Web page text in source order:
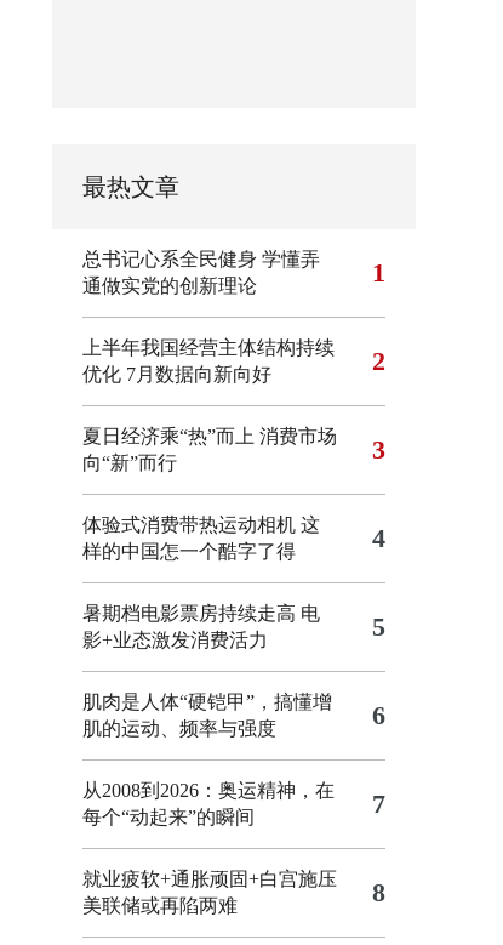
最热文章
总书记心系全民健身 学懂弄
通做实党的创新理论
1
上半年我国经营主体结构持续
优化 7月数据向新向好 2
夏日经济乘“热”而上 消费市场
向“新”而行
3
体验式消费带热运动相机 这
样的中国怎一个酷字了得
4
暑期档电影票房持续走高 电
影+业态激发消费活力
5
肌肉是人体“硬铠甲”，搞懂增
肌的运动、频率与强度
6
从2008到2026：奥运精神，在
每个“动起来”的瞬间
7
就业疲软+通胀顽固+白宫施压
美联储或再陷两难
8